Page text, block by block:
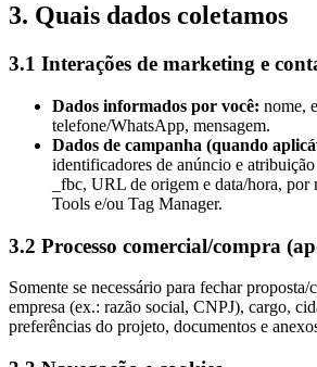
3. Quais dados coletamos
3.1 Interações de marketing e
Dados informados por você: nome,
telefone/WhatsApp, mensagem.
Dados de campanha (quando
identificadores de anúncio e
_fbc, URL de origem e data/hora, por
Tools e/ou Tag Manager.
3.2 Processo comercial/compra
Somente se necessário para fechar proposta/
empresa (ex.: razão social, CNPJ), cargo,
preferências do projeto, documentos e